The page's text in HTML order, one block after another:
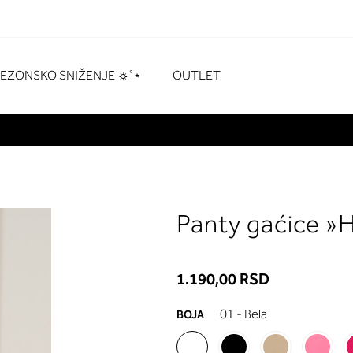
SNIŽENJE ☼˚⋆ OUTLET
Panty gaćice
1.190,00 RSD
BOJA 01 - Bela